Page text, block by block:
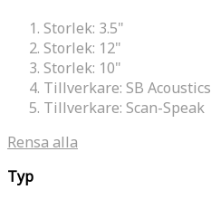
Storlek: 3.5"
Storlek: 12"
Storlek: 10"
Tillverkare: SB Acoustics
Tillverkare: Scan-Speak
Rensa alla
Typ